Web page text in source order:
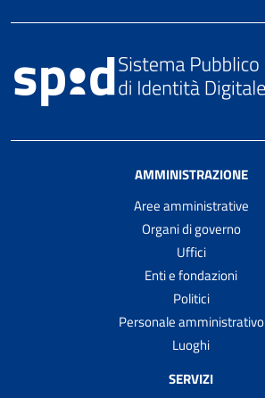
AMMINISTRAZIONE
Aree amministrative
Organi di governo
Uffici
Enti e fondazioni
Politici
Personale amministrativo
Luoghi
SERVIZI